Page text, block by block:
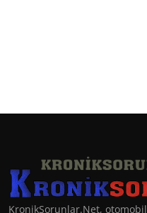
KronikSorunlar.Net,